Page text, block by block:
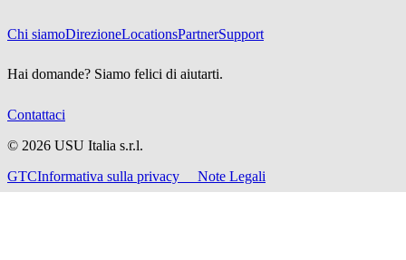
Chi siamoDirezioneLocationsPartnerSupport
Hai domande? Siamo felici di aiutarti.
Contattaci
© 2026 USU Italia s.r.l.
GTCInformativa sulla privacy Note Legali